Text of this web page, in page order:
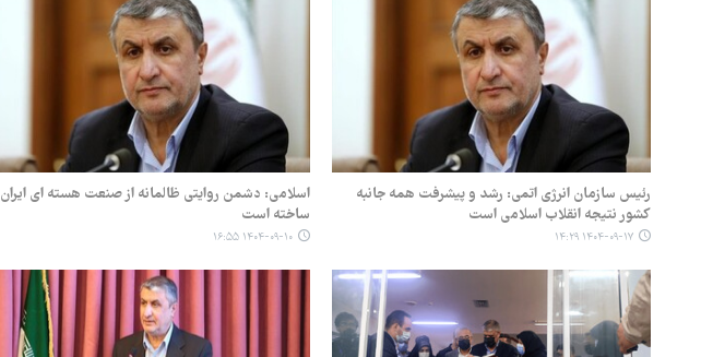
رئیس سازمان انرژی اتمی: رشد و پیشرفت همه جانبه
کشور نتیجه انقلاب اسلامی است
۱۴۰۴-۰۹-۱۷ ۱۴:۲۹
اسلامی: دشمن روایتی ظالمانه از صنعت هسته ای ایران
ساخته است
۱۴۰۴-۰۹-۱۰ ۱۶:۵۵